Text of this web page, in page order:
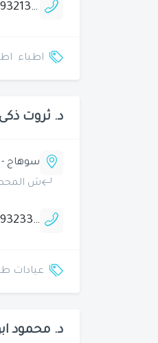
0932133252
اطباء
د. ثروت
سوهاج
ش
0932331500
عيادات
د. محمود